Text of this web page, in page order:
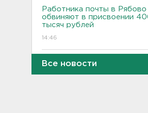
Работника почты в Рябово
обвиняют в присвоении
тысяч рублей
14:46
Верховный суд просят
Все новости